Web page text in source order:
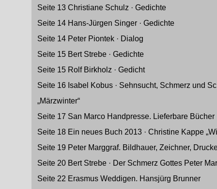
Seite 13 Christiane Schulz · Gedichte
Seite 14 Hans-Jürgen Singer · Gedichte
Seite 14 Peter Piontek · Dialog
Seite 15 Bert Strebe · Gedichte
Seite 15 Rolf Birkholz · Gedicht
Seite 16 Isabel Kobus · Sehnsucht, Schmerz und
„Märzwinter“
Seite 17 San Marco Handpresse. Lieferbare Bücher
Seite 18 Ein neues Buch 2013 · Christine Kappe
Seite 19 Peter Marggraf. Bildhauer, Zeichner,
Seite 20 Bert Strebe · Der Schmerz Gottes Peter
Seite 22 Erasmus Weddigen. Hansjürg Brunner